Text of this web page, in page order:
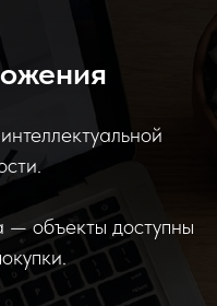
— объекты доступны